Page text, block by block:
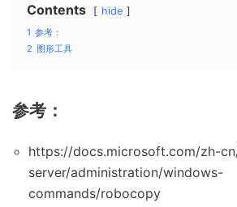
Contents hide
1 参考：
2 图形工具
参考：
https://docs.microsoft.com/zh-
server/administration/windows-
commands/robocopy